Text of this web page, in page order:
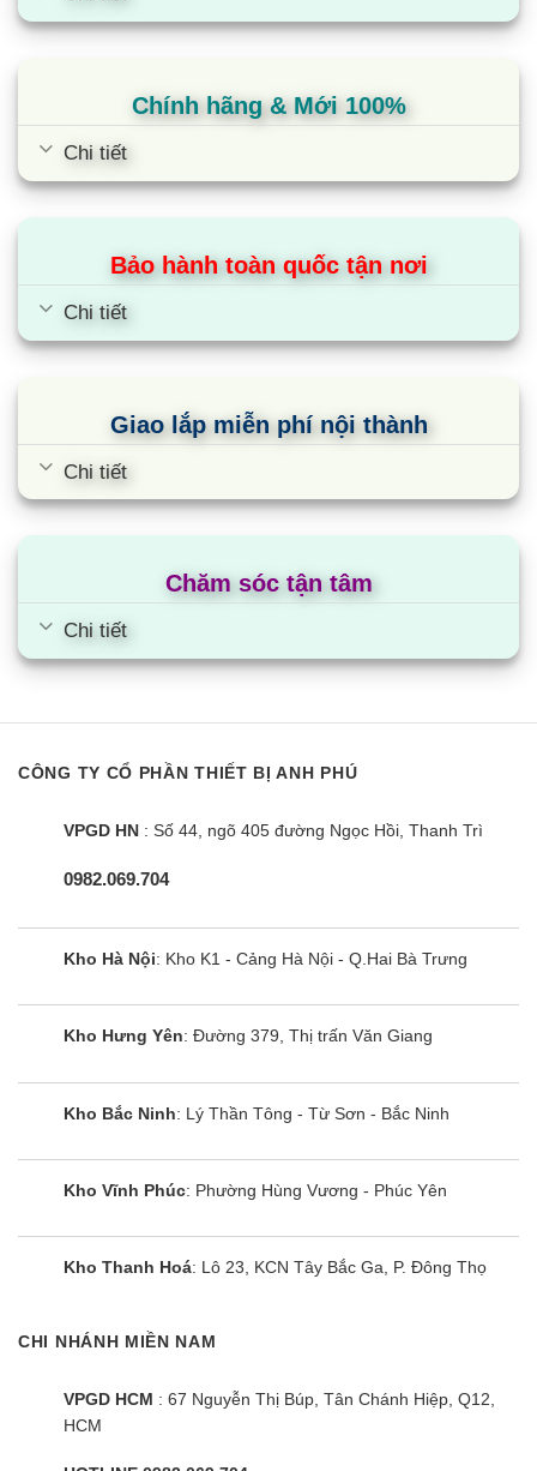
Bếp từ âm đôi Lorca LCI 809 Plus
Chính hãng & Mới 100%
Chi tiết
Bảo hành toàn quốc tận nơi
Chi tiết
Giao lắp miễn phí nội thành
Chi tiết
Chăm sóc tận tâm
Chi tiết
CÔNG TY CỔ PHẦN THIẾT BỊ ANH PHÚ
VPGD HN : Số 44, ngõ 405 đường Ngọc Hồi, Thanh Trì
0982.069.704
Kho Hà Nội: Kho K1 - Cảng Hà Nội - Q.Hai Bà Trưng
Kho Hưng Yên: Đường 379, Thị trấn Văn Giang
Kho Bắc Ninh: Lý Thần Tông - Từ Sơn - Bắc Ninh
Kho Vĩnh Phúc: Phường Hùng Vương - Phúc Yên
Kho Thanh Hoá: Lô 23, KCN Tây Bắc Ga, P. Đông Thọ
CHI NHÁNH MIỀN NAM
VPGD HCM : 67 Nguyễn Thị Búp, Tân Chánh Hiệp, Q12,
HCM